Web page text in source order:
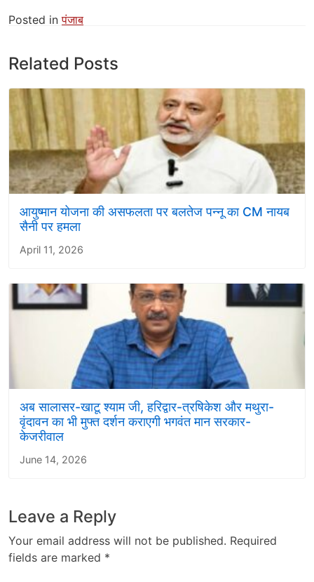
Posted inपंजाब
Related Posts
आयुष्मान योजना की असफलता पर बलतेज पन्नू का CM नायब
सैनी पर हमला
April 11, 2026
अब सालासर-खाटू श्याम जी, हरिद्वार-त्रषिकेश और मथुरा-
वृंदावन का भी मुफ्त दर्शन कराएगी भगवंत मान सरकार-
केजरीवाल
June 14, 2026
Leave a Reply
Your email address will not be published. Required
fields are marked *